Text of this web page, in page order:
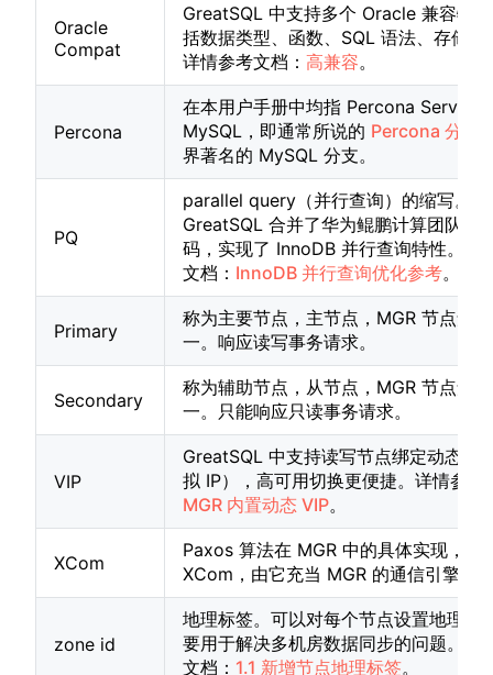
Oracle
Compat
GreatSQL 中支持多个 Oracle 兼容特
括数据类型、函数、SQL 语法、存储过
详情参考文档： 高兼容。
Percona
在本用户手册中均指 Percona Server
MySQL，即通常所说的 Percona 分支
界著名的 MySQL 分支。
PQ
parallel query（并行查询）的缩写。
GreatSQL 合并了华为鲲鹏计算团队贡
码，实现了 InnoDB 并行查询特性。详
文档： InnoDB 并行查询优化参考。
Primary
称为主要节点，主节点，MGR 节点角
一。响应读写事务请求。
Secondary
称为辅助节点，从节点，MGR 节点角
一。只能响应只读事务请求。
VIP
GreatSQL 中支持读写节点绑定动态
拟 IP），高可用切换更便捷。详情参考
MGR 内置动态 VIP。
XCom
Paxos 算法在 MGR 中的具体实现，称
XCom，由它充当 MGR 的通信引擎。
zone id
地理标签。可以对每个节点设置地理标
要用于解决多机房数据同步的问题。详
文档： 1.1 新增节点地理标签。